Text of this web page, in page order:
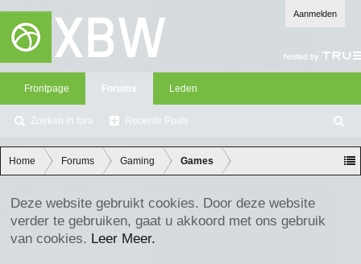
Aanmelden
Frontpage Forums
Zoeken in fora Recente Posts
Leden
oe
ke
n
Home Forums Gaming Games
Deze website gebruikt cookies. Door deze website
verder te gebruiken, gaat u akkoord met ons gebruik
van cookies. Leer Meer.